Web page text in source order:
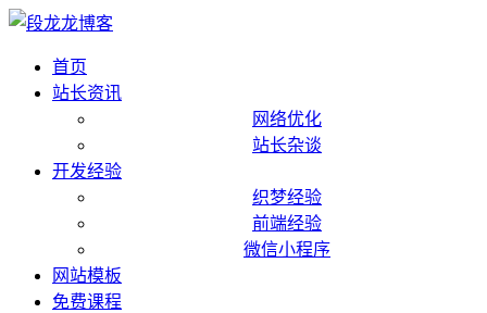
首页
站长资讯
网络优化
站长杂谈
开发经验
织梦经验
前端经验
微信小程序
网站模板
免费课程